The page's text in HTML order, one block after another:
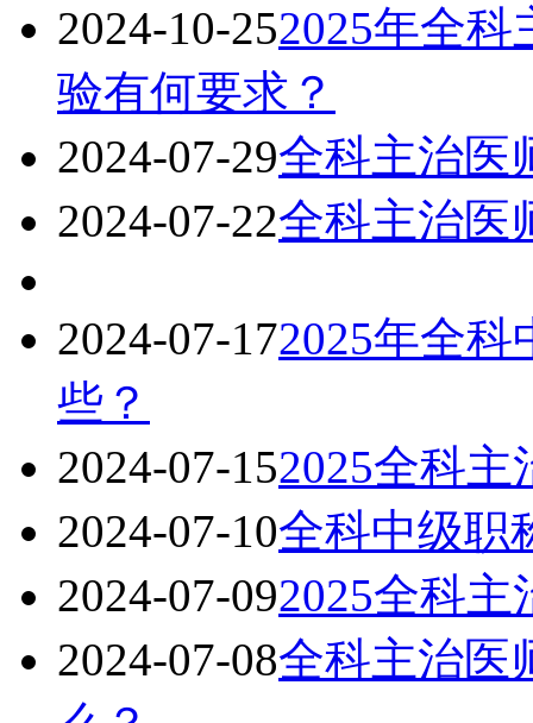
2024-10-252025年全
验有何要求？
2024-07-29全科主治医
2024-07-22全科主治医
2024-07-172025年全
些？
2024-07-152025全科
2024-07-10全科中级职
2024-07-092025全科
2024-07-08全科主治医